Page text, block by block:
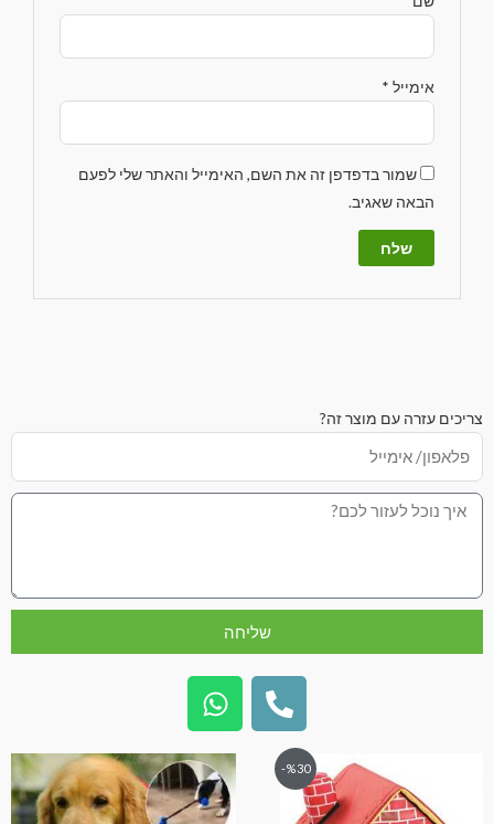
אימייל *
שמור בדפדפן זה את השם, האימייל והאתר שלי לפעם
הבאה שאגיב.
צריכים עזרה עם מוצר זה?
שליחה
%30-